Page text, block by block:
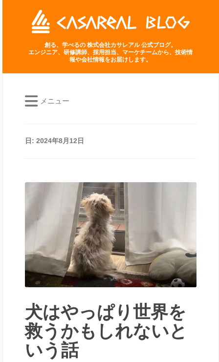
創る、学べるの 株式会社カサレアル 公式ブログ。
エンジニア、研修講師、採用担当、マーケチームから、技術情
報や会社情報をお届けします。
メニュー
日: 2024年8月12日
犬はやっぱり世界を
救うかもしれないと
いう話